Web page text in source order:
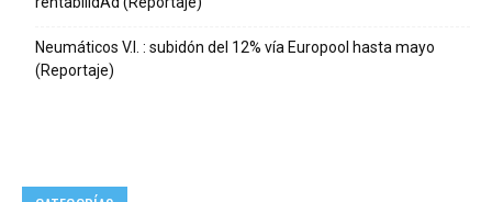
Neumáticos V.I. : subidón del 12% vía Europool hasta mayo
(Reportaje)